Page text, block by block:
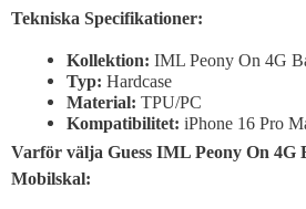
Tekniska Specifikationer:
Kollektion: IML Peony On 4G
Typ: Hardcase
Material: TPU/PC
Kompatibilitet: iPhone 16 Pro
Varför välja Guess IML Peony On 4G
Mobilskal: